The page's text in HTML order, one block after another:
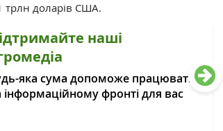
трлн доларів США.
наші
яка сума допоможе працювати
інформаційному фронті для вас